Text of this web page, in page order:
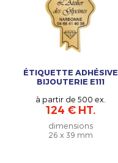
ÉTIQUETTE ADHÉSIVE
BIJOUTERIE E111
à partir de 500 ex.
124 € HT.
dimensions
26 x 39 mm